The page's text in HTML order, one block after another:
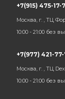
+7(915) 475-17-
Москва, г. , ТЦ
10:00 - 21:00 без
+7(977) 421-77-
Москва, г. , ТЦ
10:00 - 21:00 без